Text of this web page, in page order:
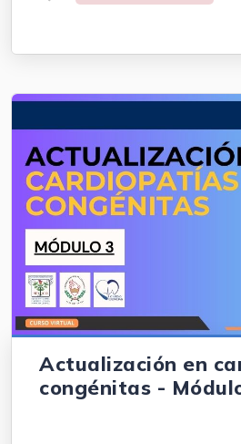
Actualización en
congénitas -